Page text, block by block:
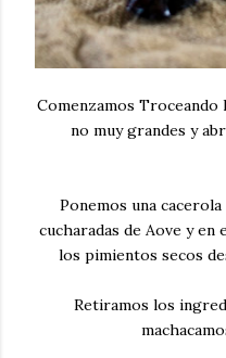
Comenzamos Troceando
no muy grandes y
Ponemos una
cucharadas de Aove y
los pimientos secos
Retiramos los